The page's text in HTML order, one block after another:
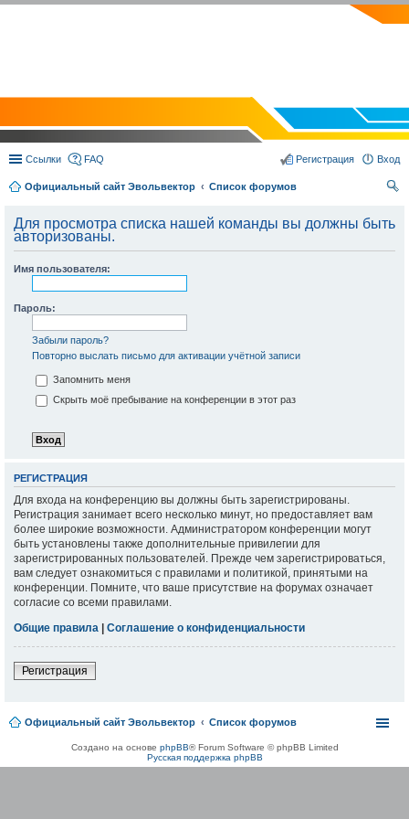
Ссылки FAQ Вход
Регистрация
Официальный сайт Эвольвектор
Список форумов
ск
Для просмотра списка нашей команды вы должны быть
авторизованы.
Имя пользователя:
Пароль:
Забыли пароль?
Повторно выслать письмо для активации учётной записи
Запомнить меня
Скрыть моё пребывание на конференции в этот раз
РЕГИСТРАЦИЯ
Для входа на конференцию вы должны быть зарегистрированы.
Регистрация занимает всего несколько минут, но предоставляет вам
более широкие возможности. Администратором конференции могут
быть установлены также дополнительные привилегии для
зарегистрированных пользователей. Прежде чем зарегистрироваться,
вам следует ознакомиться с правилами и политикой, принятыми на
конференции. Помните, что ваше присутствие на форумах означает
согласие со всеми правилами.
Общие правила | Соглашение о конфиденциальности
Регистрация
Официальный сайт Эвольвектор Список форумов
Создано на основе phpBB® Forum Software © phpBB Limited
Русская поддержка phpBB